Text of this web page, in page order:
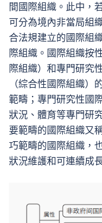
間國際組織。此中，
可分為境內非當局組
合法規建立的國際組
際組織。國際組織按
際組織）和專門研究
（綜合性國際組織
範疇；專門研究性國
狀況、體育等專門研
要範疇的國際組織又
巧範疇的國際組織，
狀況維護和可連續成